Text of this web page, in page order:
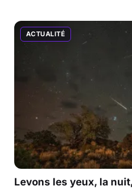
ACTUALITÉ
Levons les yeux, la